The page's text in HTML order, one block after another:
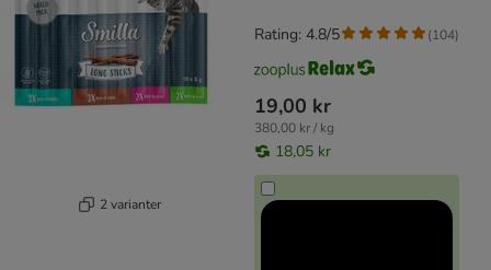
2 varianter
19,00 kr
380,00 kr / kg
18,05 kr
Rating: 4.8/5 (104)